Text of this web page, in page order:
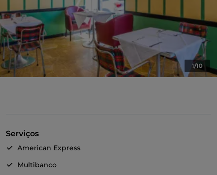
1/10
Serviços
American Express
Multibanco